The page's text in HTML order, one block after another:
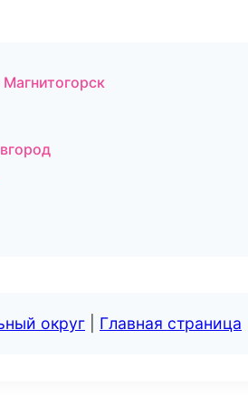
округ Главная страница